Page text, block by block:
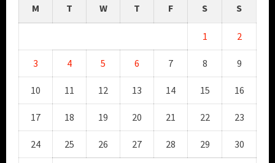
M T W T F S S
1 2
3 4 5 6 7 8 9
10 11 12 13 14 15 16
17 18 19 20 21 22 23
24 25 26 27 28 29 30